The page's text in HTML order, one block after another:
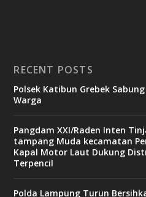
RECENT POSTS
Polsek Katibun Grebek
Warga
Pangdam XXI/Raden Inten
tampang Muda kecamatan
Kapal Motor Laut Dukung
Terpencil
Polda Lampung Turun